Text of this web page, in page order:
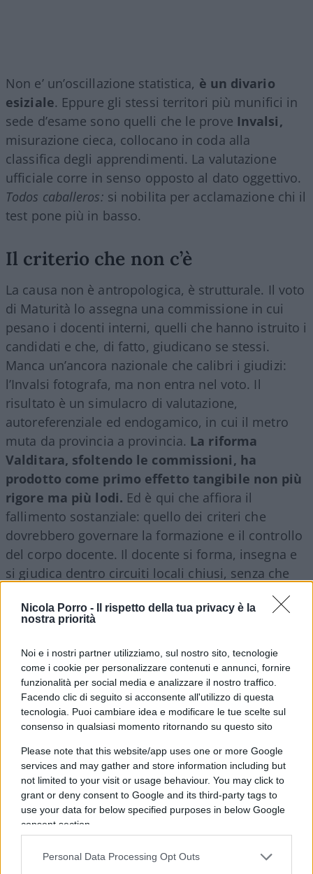
Nicola Porro -
Il rispetto della tua privacy è la
nostra priorità
Noi e i nostri partner utilizziamo, sul nostro sito, tecnologie
come i cookie per personalizzare contenuti e annunci, fornire
funzionalità per social media e analizzare il nostro traffico.
Facendo clic di seguito si acconsente all'utilizzo di questa
tecnologia. Puoi cambiare idea e modificare le tue scelte sul
consenso in qualsiasi momento ritornando su questo sito
Please note that this website/app uses one or more Google
services and may gather and store information including but
not limited to your visit or usage behaviour. You may click to
grant or deny consent to Google and its third-party tags to
use your data for below specified purposes in below Google
consent section.
Personal Data Processing Opt Outs
Non e’ un’oscillazione statistica, è un divario
esiziale. Eppure gli stessi territori più munifici in
sede d’esame sono quelli che le prove Invalsi,
misurazione cieca, collocano in coda alla
classifica degli apprendimenti. La valutazione
ufficiale corre in senso opposto al dato oggettivo.
Todos caballeros: si nobilita per acclamazione chi il
test pone più in basso.
Il criterio che non c’è
La causa non è antropologica, è strutturale. Il voto
di Maturità lo assegna una commissione in cui
pesano i docenti interni, quelli che hanno istruito i
candidati e che, di fatto, giudicano se stessi.
Manca un’ancora nazionale che calibri i giudizi:
l’Invalsi fotografa, ma non entra nel voto. Il
risultato è un simulacro di valutazione,
autoreferenziale ed endogamico, in cui il metro
muta da provincia a provincia. La riforma
Valditara, sfoltendo le commissioni, ha
prodotto come primo effetto tangibile non più
rigore ma più lodi. Ed è qui che affiora il
fallimento sostanziale: quello dei criteri che
dovrebbero governare la formazione e il controllo
del corpo docente. Il docente si forma, insegna e
si giudica dentro circuiti locali chiusi, senza che
alcun organo terzo certifichi la comparabilità dei
metri di valutazione tra un istituto e l’altro. Una
macchina che promuove se stessa nella quasi
totalità dei casi non vigila ma si assolve.